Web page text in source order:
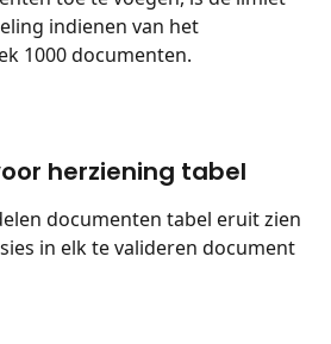
indienen van het
1000 documenten.
herziening tabel
documenten tabel eruit zien
in elk te valideren document